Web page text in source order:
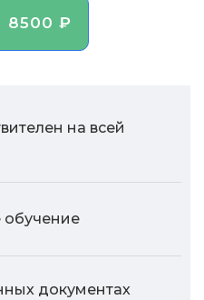
8500 ₽
на всей
документах